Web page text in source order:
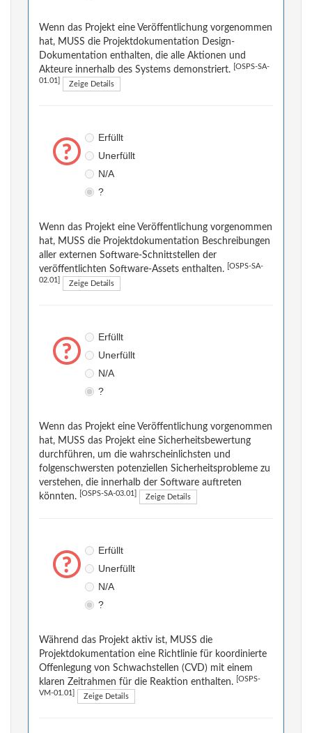
Wenn das Projekt eine Veröffentlichung vorgenommen
hat, MUSS die Projektdokumentation Design-
Dokumentation enthalten, die alle Aktionen und
Akteure innerhalb des Systems demonstriert.
[OSPS-SA-
01.01] Zeige Details
Erfüllt
Unerfüllt
N/A
?
Wenn das Projekt eine Veröffentlichung vorgenommen
hat, MUSS die Projektdokumentation Beschreibungen
aller externen Software-Schnittstellen der
veröffentlichten Software-Assets enthalten.
[OSPS-SA-
02.01] Zeige Details
Erfüllt
Unerfüllt
N/A
?
Wenn das Projekt eine Veröffentlichung vorgenommen
hat, MUSS das Projekt eine Sicherheitsbewertung
durchführen, um die wahrscheinlichsten und
folgenschwersten potenziellen Sicherheitsprobleme zu
verstehen, die innerhalb der Software auftreten
könnten.
[OSPS-SA-03.01] Zeige Details
Erfüllt
Unerfüllt
N/A
?
Während das Projekt aktiv ist, MUSS die
Projektdokumentation eine Richtlinie für koordinierte
Offenlegung von Schwachstellen (CVD) mit einem
klaren Zeitrahmen für die Reaktion enthalten.
[OSPS-
VM-01.01] Zeige Details